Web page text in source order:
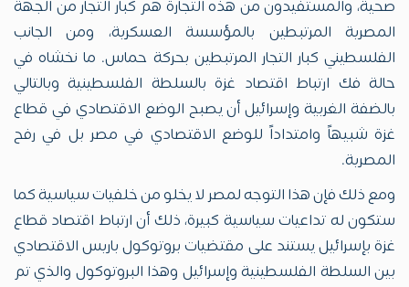
صحية، والمستفيدون من هذه التجارة هم كبار التجار من الجهة
المصرية المرتبطين بالمؤسسة العسكرية، ومن الجانب
الفلسطيني كبار التجار المرتبطين بحركة حماس. ما نخشاه في
حالة فك ارتباط اقتصاد غزة بالسلطة الفلسطينية وبالتالي
بالضفة الغربية وإسرائيل أن يصبح الوضع الاقتصادي في قطاع
غزة شبيهاً وامتداداً للوضع الاقتصادي في مصر بل في رفح
المصرية.
ومع ذلك فإن هذا التوجه لمصر لا يخلو من خلفيات سياسية كما
ستكون له تداعيات سياسية كبيرة، ذلك أن ارتباط اقتصاد قطاع
غزة بإسرائيل يستند على مقتضيات بروتوكول باريس الاقتصادي
بين السلطة الفلسطينية وإسرائيل وهذا البروتوكول والذي تم